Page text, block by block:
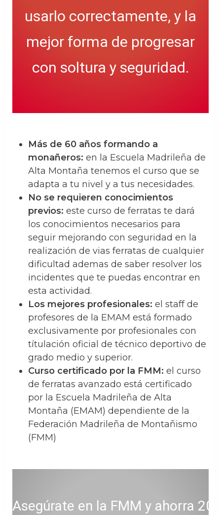
usarlo correctamente, y la
mejor forma de progresar
con soltura y seguridad.
Más de 60 años formando a
monañeros: en la Escuela Madrileña de
Alta Montaña tenemos el curso que se
adapta a tu nivel y a tus necesidades.
No se requieren conocimientos
previos: este curso de ferratas te dará
los conocimientos necesarios para
seguir mejorando con seguridad en la
realización de vias ferratas de cualquier
dificultad ademas de saber resolver los
incidentes que te puedas encontrar en
esta actividad.
Los mejores profesionales: el staff de
profesores de la EMAM está formado
exclusivamente por profesionales con
títulación oficial de técnico deportivo de
grado medio y superior.
Curso certificado por la FMM: el curso
de ferratas avanzado está certificado
por la Escuela Madrileña de Alta
Montaña (EMAM) dependiente de la
Federación Madrileña de Montañismo
(FMM)
Asegúrate en la FMM y ahorra